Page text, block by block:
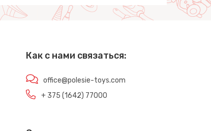
Как с нами связаться:
office@polesie-toys.com
+ 375 (1642) 77000